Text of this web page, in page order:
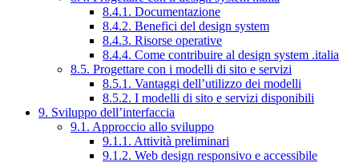
8.4.1. Documentazione
8.4.2. Benefici del design system
8.4.3. Risorse operative
8.4.4. Come contribuire al design system .italia
8.5. Progettare con i modelli di sito e servizi
8.5.1. Vantaggi dell’utilizzo dei modelli
8.5.2. I modelli di sito e servizi disponibili
9. Sviluppo dell’interfaccia
9.1. Approccio allo sviluppo
9.1.1. Attività preliminari
9.1.2. Web design responsivo e accessibile